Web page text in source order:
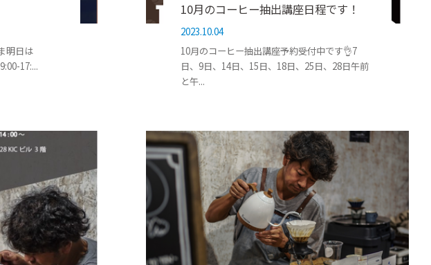
明日は
17:...
10月のコーヒー抽出講座日程です！
2023.10.04
10月のコーヒー抽出講座予約受付中です👌7
日、9日、14日、15日、18日、25日、28日午前
と午...